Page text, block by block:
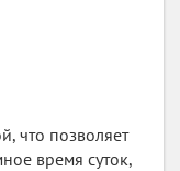
что позволяет
время суток,